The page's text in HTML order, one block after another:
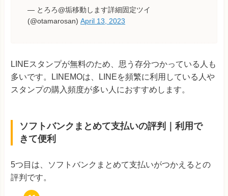
— とろろ@垢移動します詳細固定ツイ
(@otamarosan) April 13, 2023
LINEスタンプが無料のため、思う存分つかっている人も
多いです。LINEMOは、LINEを頻繁に利用している人や
スタンプの購入頻度が多い人におすすめします。
ソフトバンクまとめて支払いの評判｜利用で
きて便利
5つ目は、ソフトバンクまとめて支払いがつかえるとの
評判です。